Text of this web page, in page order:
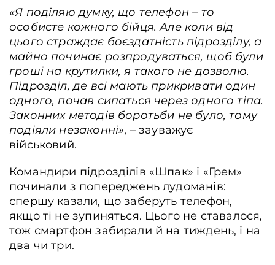
«Я поділяю думку, що телефон – то
особисте кожного бійця. Але коли від
цього страждає боєздатність підрозділу, а
майно починає розпродуваться, щоб були
гроші на крутилки,я такого не дозволю.
Підрозділ, де всі мають прикривати один
одного, почав сипаться через одного тіпа.
Законних методів боротьби не було, тому
подіяли незаконні», – зауважує
військовий.
Командири підрозділів «Шпак» і «Грем»
починали з попереджень лудоманів:
спершу казали, що заберуть телефон,
якщо ті не зупиняться. Цього не ставалося,
тож смартфон забирали й на тиждень, і на
два чи три.